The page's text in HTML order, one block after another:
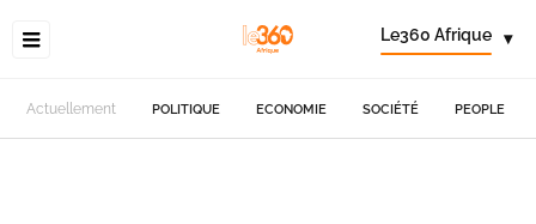
Le360 Afrique ▾
Actuellement POLITIQUE ECONOMIE SOCIÉTÉ PEOPLE